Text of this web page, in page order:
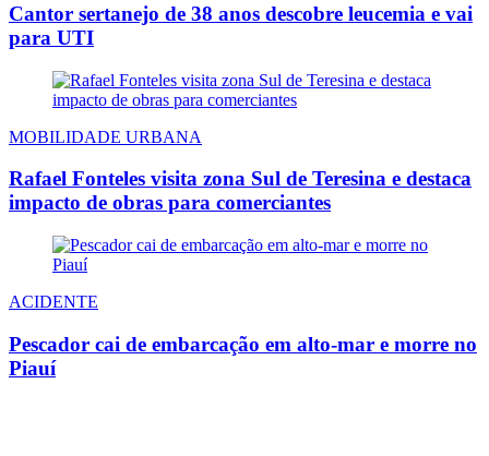
Cantor sertanejo de 38 anos descobre leucemia e vai
para UTI
MOBILIDADE URBANA
Rafael Fonteles visita zona Sul de Teresina e destaca
impacto de obras para comerciantes
ACIDENTE
Pescador cai de embarcação em alto-mar e morre no
Piauí